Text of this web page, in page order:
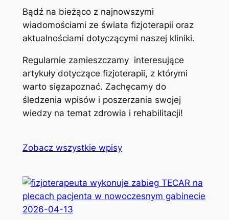
Bądź na bieżąco z najnowszymi
wiadomościami ze świata fizjoterapii oraz
aktualnościami dotyczącymi naszej kliniki.
Regularnie zamieszczamy interesujące
artykuły dotyczące fizjoterapii, z którymi
warto sięzapoznać. Zachęcamy do
śledzenia wpisów i poszerzania swojej
wiedzy na temat zdrowia i rehabilitacji!
Zobacz wszystkie wpisy
2026-04-13